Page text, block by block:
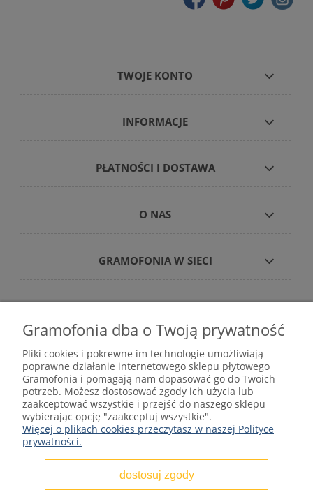
TWOJE KONTO
INFORMACJE
PŁATNOŚCI I DOSTAWA
O NAS
GRAMOFONIA W SIECI
gramofonia.com
kontakt@gramofonia.info
+48 601 262 000
Copyright © 2012–2026 GRAMOFONIA
Gramofonia dba o Twoją prywatność
Pliki cookies i pokrewne im technologie umożliwiają
poprawne działanie internetowego sklepu płytowego
Gramofonia i pomagają nam dopasować go do Twoich
potrzeb. Możesz dostosować zgody ich użycia lub
zaakceptować wszystkie i przejść do naszego sklepu
wybierając opcję "zaakceptuj wszystkie".
Więcej o plikach cookies przeczytasz w naszej Polityce
prywatności.
dostosuj zgody